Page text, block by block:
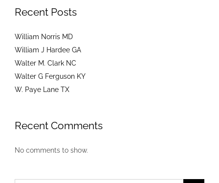
Recent Posts
William Norris MD
William J Hardee GA
Walter M. Clark NC
Walter G Ferguson KY
W. Paye Lane TX
Recent Comments
No comments to show.